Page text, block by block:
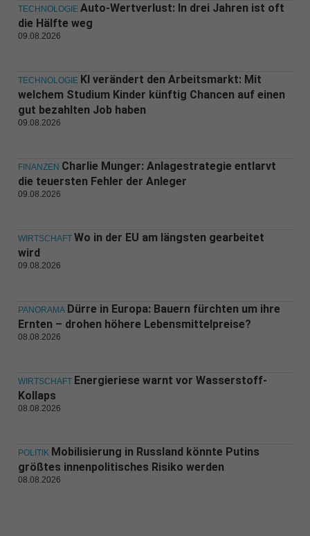
TECHNOLOGIE Auto-Wertverlust: In drei Jahren ist oft
die Hälfte weg
09.08.2026
TECHNOLOGIE KI verändert den Arbeitsmarkt: Mit
welchem Studium Kinder künftig Chancen auf einen
gut bezahlten Job haben
09.08.2026
FINANZEN Charlie Munger: Anlagestrategie entlarvt
die teuersten Fehler der Anleger
09.08.2026
WIRTSCHAFT Wo in der EU am längsten gearbeitet
wird
09.08.2026
PANORAMA Dürre in Europa: Bauern fürchten um ihre
Ernten – drohen höhere Lebensmittelpreise?
08.08.2026
WIRTSCHAFT Energieriese warnt vor Wasserstoff-
Kollaps
08.08.2026
POLITIK Mobilisierung in Russland könnte Putins
größtes innenpolitisches Risiko werden
08.08.2026